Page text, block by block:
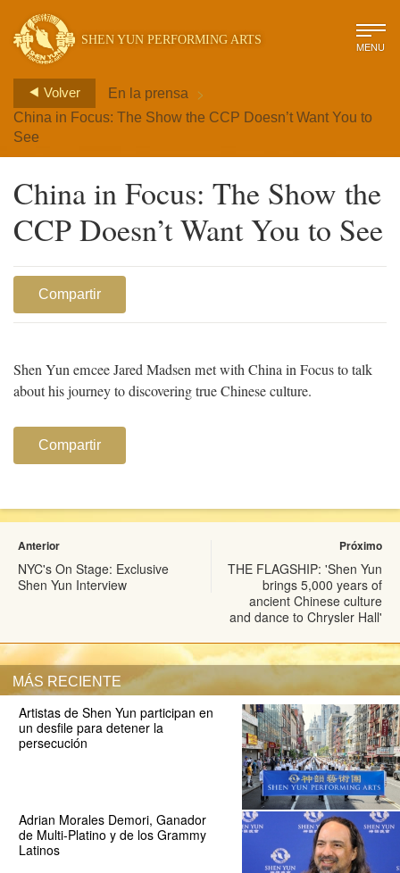
SHEN YUN PERFORMING ARTS MENU
Volver En la prensa >
China in Focus: The Show the CCP Doesn’t Want You to
See
China in Focus: The Show the
CCP Doesn’t Want You to See
Compartir
Shen Yun emcee Jared Madsen met with China in Focus to talk
about his journey to discovering true Chinese culture.
Compartir
Anterior
NYC's On Stage: Exclusive
Shen Yun Interview
Próximo
THE FLAGSHIP: 'Shen Yun
brings 5,000 years of
ancient Chinese culture
and dance to Chrysler Hall'
MÁS RECIENTE
Artistas de Shen Yun participan en
un desfile para detener la
persecución
Adrian Morales Demori, Ganador
de Multi-Platino y de los Grammy
Latinos